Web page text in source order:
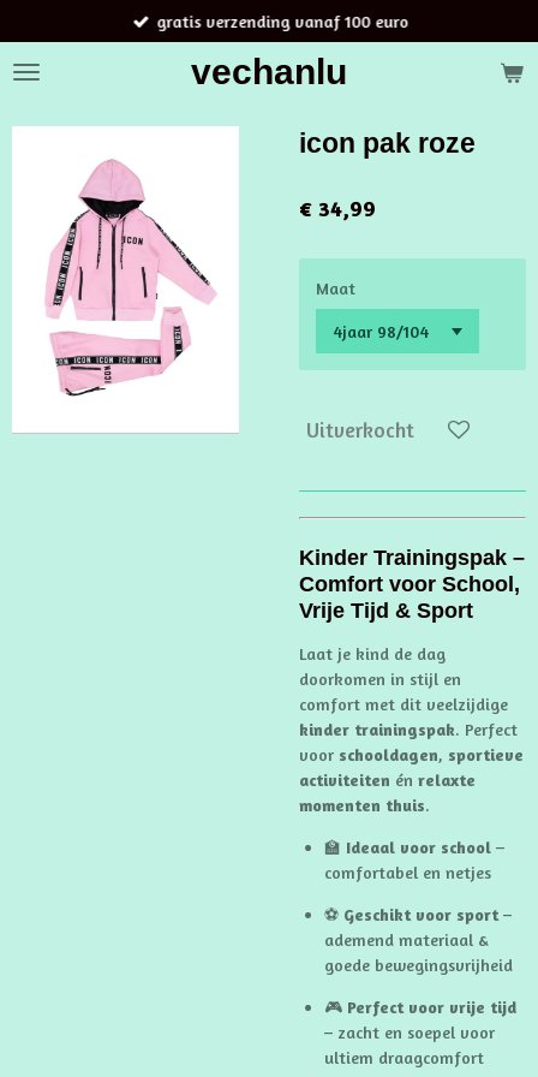
direct
naar
hoofdinhoud
vechanlu
gratis verzending vanaf 100 euro
icon pak roze
€ 34,99
Maat
Uitverkocht
Kinder Trainingspak –
Comfort voor School,
Vrije Tijd & Sport
Laat je kind de dag
doorkomen in stijl en
comfort met dit veelzijdige
kinder trainingspak. Perfect
voor schooldagen, sportieve
activiteiten én relaxte
momenten thuis.
🏫 Ideaal voor school –
comfortabel en netjes
⚽ Geschikt voor sport –
ademend materiaal &
goede bewegingsvrijheid
🎮 Perfect voor vrije tijd
– zacht en soepel voor
ultiem draagcomfort